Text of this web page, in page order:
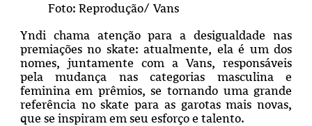
Foto: Reprodução/ Vans
Yndi chama atenção para a desigualdade nas
premiações no skate: atualmente, ela é um dos
nomes, juntamente com a Vans, responsáveis
pela mudança nas categorias masculina e
feminina em prêmios, se tornando uma grande
referência no skate para as garotas mais novas,
que se inspiram em seu esforço e talento.